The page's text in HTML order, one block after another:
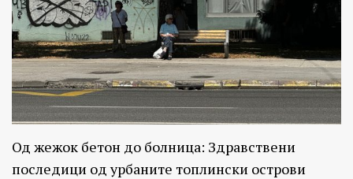
Од жежок бетон до болница: Здравствени
последици од урбаните топлински острови